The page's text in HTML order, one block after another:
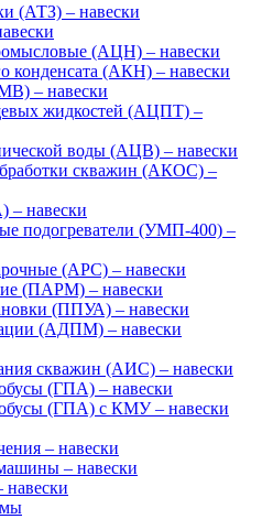
(АТЗ) – навески
(АЦН) – навески
конденсата (АКН) – навески
– навески
жидкостей (АЦПТ) –
воды (АЦВ) – навески
скважин (АКОС) –
– навески
подогреватели (УМП-400) –
(АРС) – навески
(ПАРМ) – навески
(ППУА) – навески
(АДПМ) – навески
скважин (АИС) – навески
(ГПА) – навески
(ГПА) с КМУ – навески
– навески
– навески
навески